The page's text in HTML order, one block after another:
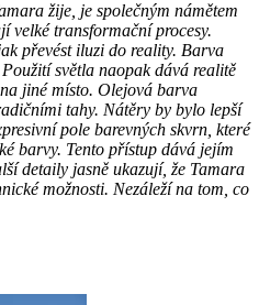
žije, je společným námětem
velké transformační procesy.
převést iluzi do reality. Barva
světla naopak dává realitě
jiné místo. Olejová barva
tahy. Nátěry by bylo lepší
pole barevných skvrn, které
barvy. Tento přístup dává jejím
detaily jasně ukazují, že Tamara
možnosti. Nezáleží na tom, co